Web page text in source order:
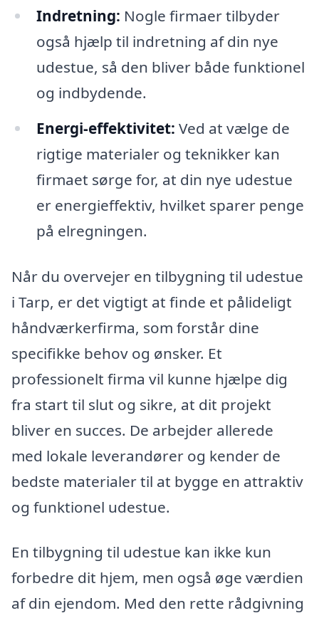
Indretning: Nogle firmaer tilbyder
også hjælp til indretning af din nye
udestue, så den bliver både funktionel
og indbydende.
Energi-effektivitet: Ved at vælge de
rigtige materialer og teknikker kan
firmaet sørge for, at din nye udestue
er energieffektiv, hvilket sparer penge
på elregningen.
Når du overvejer en tilbygning til udestue
i Tarp, er det vigtigt at finde et pålideligt
håndværkerfirma, som forstår dine
specifikke behov og ønsker. Et
professionelt firma vil kunne hjælpe dig
fra start til slut og sikre, at dit projekt
bliver en succes. De arbejder allerede
med lokale leverandører og kender de
bedste materialer til at bygge en attraktiv
og funktionel udestue.
En tilbygning til udestue kan ikke kun
forbedre dit hjem, men også øge værdien
af din ejendom. Med den rette rådgivning